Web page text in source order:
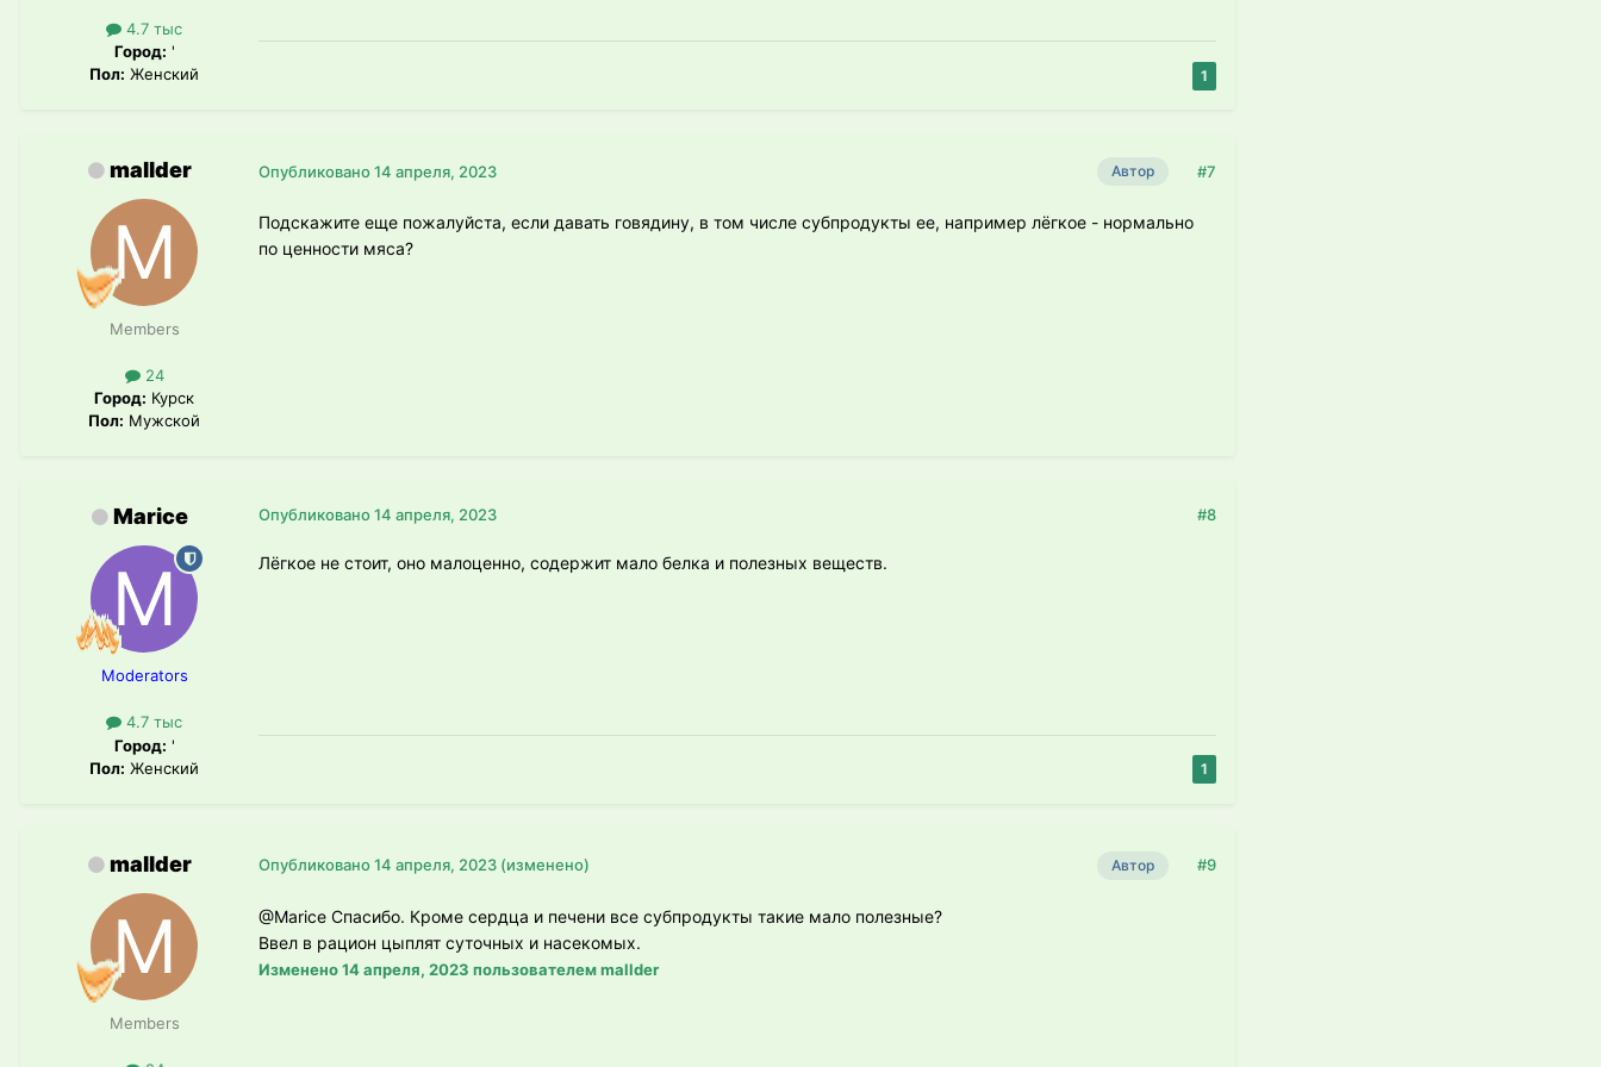
4.7 тыс
Город: '
Пол: Женский 1
mallder
Members
24
Город: Курск
Пол: Мужской
Автор #7
Опубликовано14 апреля, 2023
Подскажите еще пожалуйста, если давать говядину, в том числе субпродукты ее, например лёгкое - нормально
по ценности мяса?
Marice
Moderators
4.7 тыс
Город: '
Пол: Женский
#8
Опубликовано14 апреля, 2023
Лёгкое не стоит, оно малоценно, содержит мало белка и полезных веществ.
1
mallder
Members
Автор #9
Опубликовано14 апреля, 2023 (изменено)
@Marice Спасибо. Кроме сердца и печени все субпродукты такие мало полезные?
Ввел в рацион цыплят суточных и насекомых.
Изменено14 апреля, 2023 пользователем mallder